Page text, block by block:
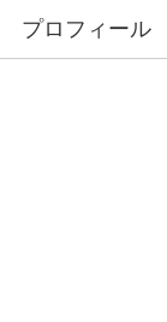
プロフィール